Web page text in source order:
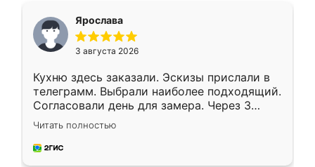
Ярослава
3 августа 2026
Кухню здесь заказали. Эскизы прислали в
телеграмм. Выбрали наиболее подходящий.
Согласовали день для замера. Через 3
недели кухня была уже готова. Остались
довольны работой. Спасибо Ренессанс
мебель за качественную работу!
Читать полностью